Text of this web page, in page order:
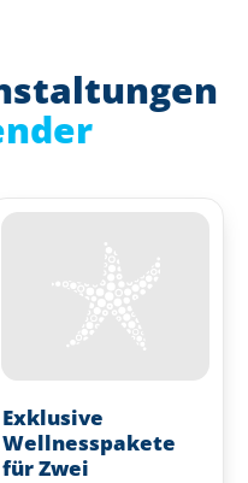
Exklusive
Wellnesspakete
für Zwei